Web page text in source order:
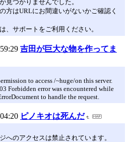
見つかりませんでした。
方はURLにお間違いがないかご確認く
、サポートをご利用ください。
吉田が巨大な物を作ってま
to access /~huge/on this server.
Forbidden error was encountered while
to handle the request.
ピノキオは死んだ
へのアクセスは禁止されています。